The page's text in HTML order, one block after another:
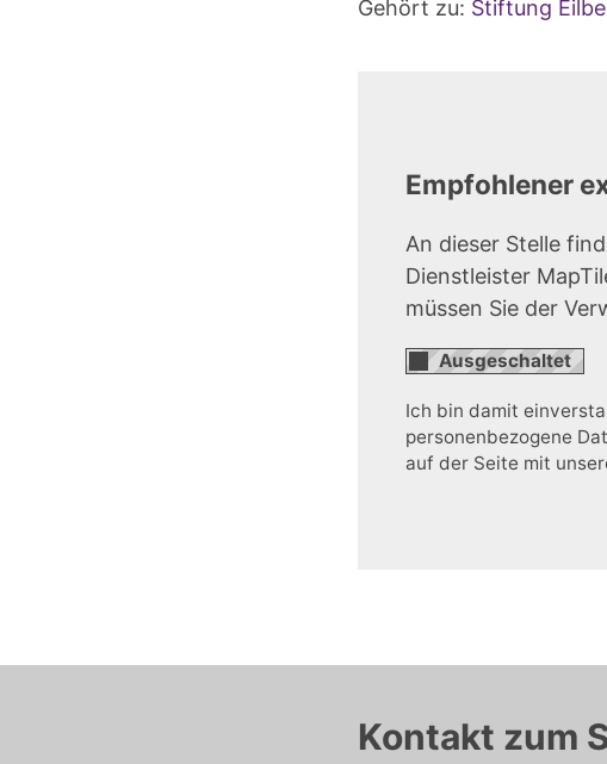
Gehört zu: Stiftung
Empfohlener
An dieser Stelle
Dienstleister
müssen Sie der
Ich bin damit
personenbezogene
auf der Seite mit
Kontakt zum